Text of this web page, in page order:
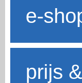
e-
prijs